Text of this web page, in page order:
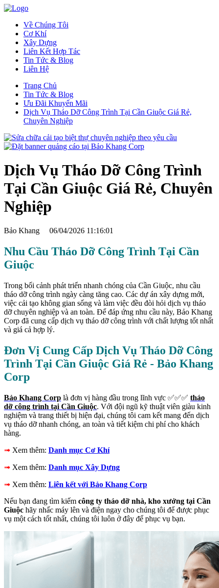
Về Chúng Tôi
Cơ Khí
Xây Dựng
Liên Kết Hợp Tác
Tin Tức & Blog
Liên Hệ
Trang Chủ
Tin Tức & Blog
Ưu Đãi Khuyến Mãi
Dịch Vụ Tháo Dỡ Công Trình Tại Cần Giuộc Giá Rẻ,
Chuyên Nghiệp
Dịch Vụ Tháo Dỡ Công Trình
Tại Cần Giuộc Giá Rẻ, Chuyên
Nghiệp
Bảo Khang 06/04/2026 11:16:01
Nhu Cầu Tháo Dỡ Công Trình Tại Cần
Giuộc
Trong bối cảnh phát triển nhanh chóng của Cần Giuộc, nhu cầu
tháo dỡ công trình ngày càng tăng cao. Các dự án xây dựng mới,
việc cải tạo không gian sống và làm việc đều đòi hỏi dịch vụ tháo
dỡ chuyên nghiệp và an toàn. Để đáp ứng nhu cầu này, Bảo Khang
Corp đã cung cấp dịch vụ tháo dỡ công trình với chất lượng tốt nhất
và giá cả hợp lý.
Đơn Vị Cung Cấp Dịch Vụ Tháo Dỡ Công
Trình Tại Cần Giuộc Giá Rẻ - Bảo Khang
Corp
Bảo Khang Corp là đơn vị hàng đầu trong lĩnh vực ✅✅✅ tháo
dỡ công trình tại Cần Giuộc. Với đội ngũ kỹ thuật viên giàu kinh
nghiệm và trang thiết bị hiện đại, chúng tôi cam kết mang đến dịch
vụ tháo dỡ nhanh chóng, an toàn và tiết kiệm chi phí cho khách
hàng.
➟ Xem thêm: Danh mục Cơ Khí
➟ Xem thêm: Danh mục Xây Dựng
➟ Xem thêm: Liên kết với Bảo Khang Corp
Nếu bạn đang tìm kiếm công ty tháo dỡ nhà, kho xưởng tại Cần
Giuộc hãy nhấc máy lên và điện ngay cho chúng tôi để được phục
vụ một cách tốt nhất, chúng tôi luôn ở đây để phục vụ bạn.